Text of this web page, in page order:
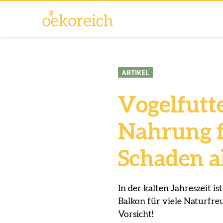
ARTIKEL
Nahrung
Schaden
In der kalten Jahreszeit
Balkon für viele
Vorsicht!